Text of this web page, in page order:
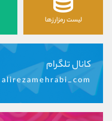
لیست رمزارزها
کانال تلگرام
alirezamehrabi_com